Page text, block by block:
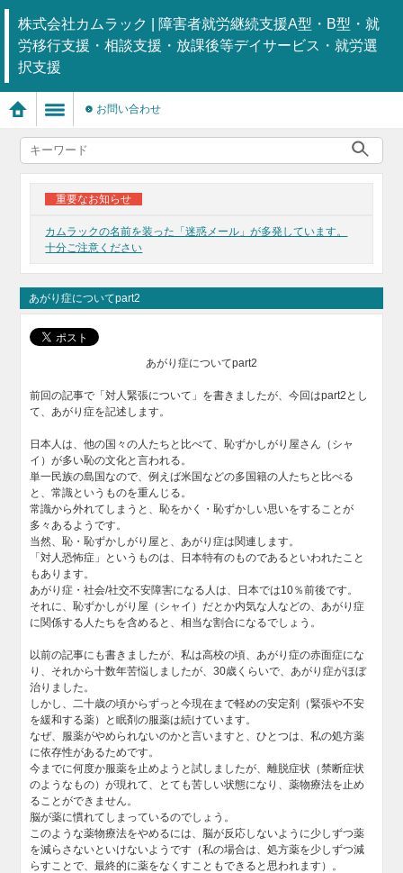
株式会社カムラック | 障害者就労継続支援A型・B型・就
労移行支援・相談支援・放課後等デイサービス・就労選
択支援
お問い合わせ
重要なお知らせ
カムラックの名前を装った「迷惑メール」が多発しています。
十分ご注意ください
あがり症についてpart2
あがり症についてpart2
前回の記事で「対人緊張について」を書きましたが、今回はpart2とし
て、あがり症を記述します。
日本人は、他の国々の人たちと比べて、恥ずかしがり屋さん（シャ
イ）が多い恥の文化と言われる。
単一民族の島国なので、例えば米国などの多国籍の人たちと比べる
と、常識というものを重んじる。
常識から外れてしまうと、恥をかく・恥ずかしい思いをすることが
多々あるようです。
当然、恥・恥ずかしがり屋と、あがり症は関連します。
「対人恐怖症」というものは、日本特有のものであるといわれたこと
もあります。
あがり症・社会/社交不安障害になる人は、日本では10％前後です。
それに、恥ずかしがり屋（シャイ）だとか内気な人などの、あがり症
に関係する人たちを含めると、相当な割合になるでしょう。
以前の記事にも書きましたが、私は高校の頃、あがり症の赤面症にな
り、それから十数年苦悩しましたが、30歳くらいで、あがり症がほぼ
治りました。
しかし、二十歳の頃からずっと今現在まで軽めの安定剤（緊張や不安
を緩和する薬）と眠剤の服薬は続けています。
なぜ、服薬がやめられないのかと言いますと、ひとつは、私の処方薬
に依存性があるためです。
今までに何度か服薬を止めようと試しましたが、離脱症状（禁断症状
のようなもの）が現れて、とても苦しい状態になり、薬物療法を止め
ることができません。
脳が薬に慣れてしまっているのでしょう。
このような薬物療法をやめるには、脳が反応しないように少しずつ薬
を減らさないといけないようです（私の場合は、処方薬を少しずつ減
らすことで、最終的に薬をなくすこともできると思われます）。